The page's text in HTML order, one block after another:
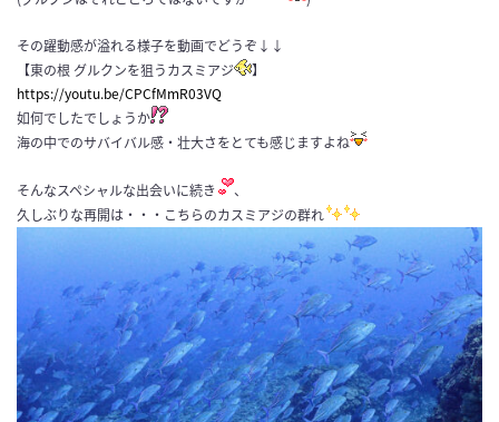
その躍動感が溢れる様子を動画でどうぞ↓↓
【東の根 グルクンを狙うカスミアジ
】
https://youtu.be/CPCfMmR03VQ
如何でしたでしょうか
海の中でのサバイバル感・壮大さをとても感じますよね
そんなスペシャルな出会いに続き
、
久しぶりな再開は・・・こちらのカスミアジの群れ